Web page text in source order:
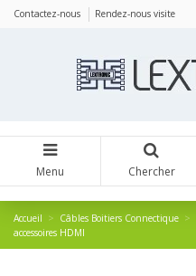
Contactez-nous Rendez-nous visite
Menu Chercher
Accueil Câbles Boitiers Connectique
accessoires HDMI
Panneau de gestion des cookies